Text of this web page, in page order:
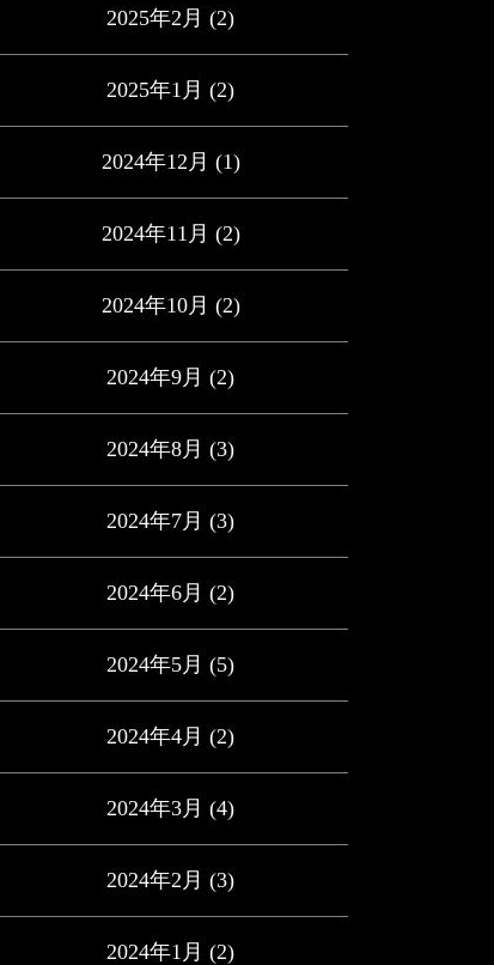
2025年2月 (2)
2025年1月 (2)
2024年12月 (1)
2024年11月 (2)
2024年10月 (2)
2024年9月 (2)
2024年8月 (3)
2024年7月 (3)
2024年6月 (2)
2024年5月 (5)
2024年4月 (2)
2024年3月 (4)
2024年2月 (3)
2024年1月 (2)